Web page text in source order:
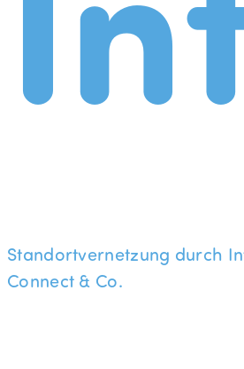
Standortvernetzung durch
Connect & Co.